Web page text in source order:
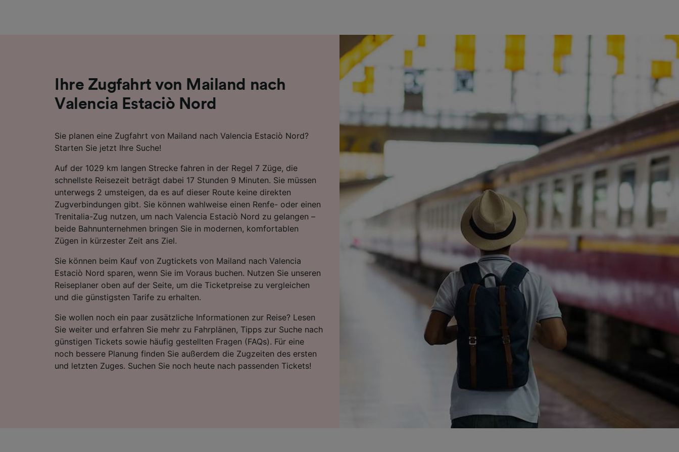
Ihre Zugfahrt von Mailand nach
Valencia Estaciò Nord
Sie planen eine Zugfahrt von Mailand nach Valencia Estaciò Nord?
Starten Sie jetzt Ihre Suche!
Auf der 1029 km langen Strecke fahren in der Regel 7 Züge, die
schnellste Reisezeit beträgt dabei 17 Stunden 9 Minuten. Sie müssen
unterwegs 2 umsteigen, da es auf dieser Route keine direkten
Zugverbindungen gibt. Sie können wahlweise einen Renfe- oder einen
Trenitalia-Zug nutzen, um nach Valencia Estaciò Nord zu gelangen –
beide Bahnunternehmen bringen Sie in modernen, komfortablen
Zügen in kürzester Zeit ans Ziel.
Sie können beim Kauf von Zugtickets von Mailand nach Valencia
Estaciò Nord sparen, wenn Sie im Voraus buchen. Nutzen Sie unseren
Reiseplaner oben auf der Seite, um die Ticketpreise zu vergleichen
und die günstigsten Tarife zu erhalten.
Sie wollen noch ein paar zusätzliche Informationen zur Reise? Lesen
Sie weiter und erfahren Sie mehr zu Fahrplänen, Tipps zur Suche nach
günstigen Tickets sowie häufig gestellten Fragen (FAQs). Für eine
noch bessere Planung finden Sie außerdem die Zugzeiten des ersten
und letzten Zuges. Suchen Sie noch heute nach passenden Tickets!